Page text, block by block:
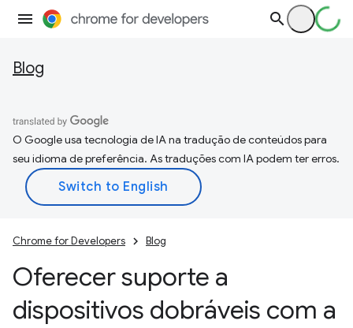
Blog
O Google usa tecnologia de IA na tradução de conteúdos para
seu idioma de preferência. As traduções com IA podem ter erros.
Chrome for Developers Blog
Oferecer suporte a
dispositivos dobráveis com a